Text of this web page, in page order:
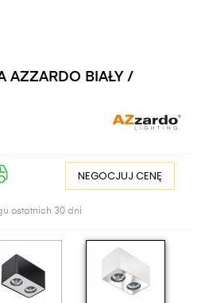
AZZARDO BIAŁY /
NEGOCJUJ CENĘ
ostatnich 30 dni